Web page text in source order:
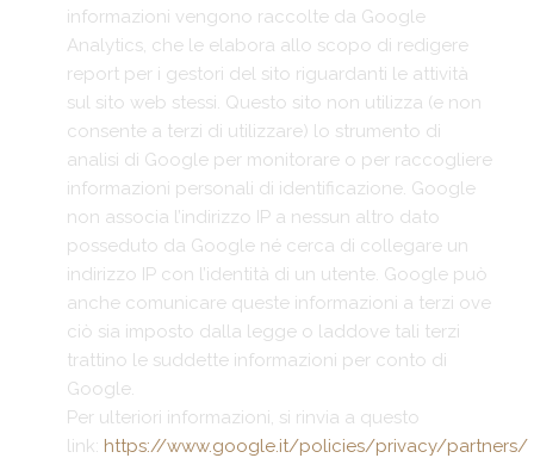
informazioni vengono raccolte da Google
Analytics, che le elabora allo scopo di redigere
report per i gestori del sito riguardanti le attività
sul sito web stessi. Questo sito non utilizza (e non
consente a terzi di utilizzare) lo strumento di
analisi di Google per monitorare o per raccogliere
informazioni personali di identificazione. Google
non associa l’indirizzo IP a nessun altro dato
posseduto da Google né cerca di collegare un
indirizzo IP con l’identità di un utente. Google può
anche comunicare queste informazioni a terzi ove
ciò sia imposto dalla legge o laddove tali terzi
trattino le suddette informazioni per conto di
Google.
Per ulteriori informazioni, si rinvia a questo
link: https://www.google.it/policies/privacy/partners/